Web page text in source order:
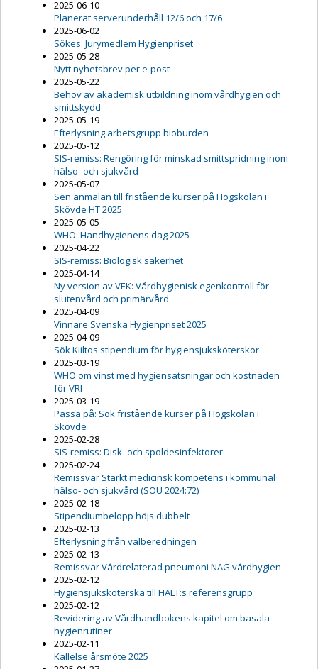
2025-06-10
Planerat serverunderhåll 12/6 och 17/6
2025-06-02
Sökes: Jurymedlem Hygienpriset
2025-05-28
Nytt nyhetsbrev per e-post
2025-05-22
Behov av akademisk utbildning inom vårdhygien och
smittskydd
2025-05-19
Efterlysning arbetsgrupp bioburden
2025-05-12
SIS-remiss: Rengöring för minskad smittspridning inom
hälso- och sjukvård
2025-05-07
Sen anmälan till fristående kurser på Högskolan i
Skövde HT 2025
2025-05-05
WHO: Handhygienens dag 2025
2025-04-22
SIS-remiss: Biologisk säkerhet
2025-04-14
Ny version av VEK: Vårdhygienisk egenkontroll för
slutenvård och primärvård
2025-04-09
Vinnare Svenska Hygienpriset 2025
2025-04-09
Sök Kiiltos stipendium för hygiensjuksköterskor
2025-03-19
WHO om vinst med hygiensatsningar och kostnaden
för VRI
2025-03-19
Passa på: Sök fristående kurser på Högskolan i
Skövde
2025-02-28
SIS-remiss: Disk- och spoldesinfektorer
2025-02-24
Remissvar Stärkt medicinsk kompetens i kommunal
hälso- och sjukvård (SOU 2024:72)
2025-02-18
Stipendiumbelopp höjs dubbelt
2025-02-13
Efterlysning från valberedningen
2025-02-13
Remissvar Vårdrelaterad pneumoni NAG vårdhygien
2025-02-12
Hygiensjuksköterska till HALT:s referensgrupp
2025-02-12
Revidering av Vårdhandbokens kapitel om basala
hygienrutiner
2025-02-11
Kallelse årsmöte 2025